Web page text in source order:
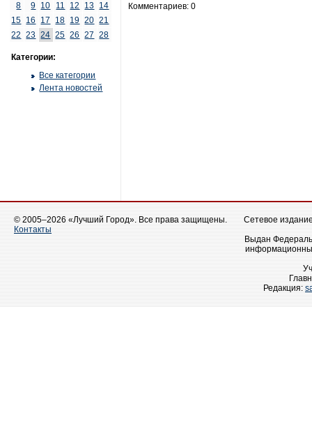
8
9 10 11 12 13 14
15 16 17 18 19 20 21
22
23 24 25 26 27 28
Категории:
Все категории
Лента новостей
Комментариев: 0
© 2005–2026 «Лучший Город». Все права защищены.
Контакты
Сетевое
Выдан
Редакция: